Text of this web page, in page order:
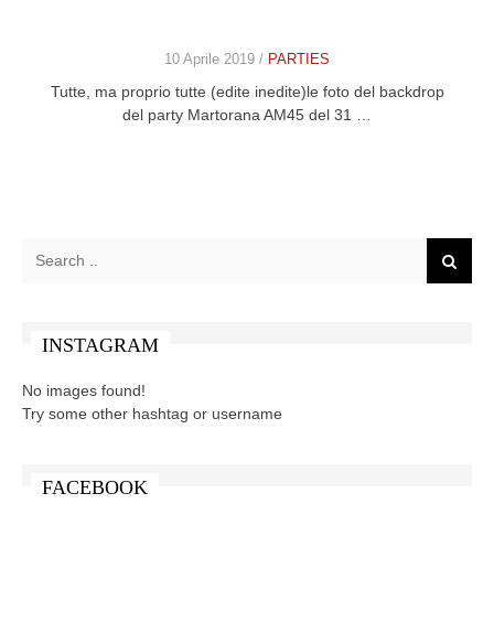
10 Aprile 2019 / PARTIES
Tutte, ma proprio tutte (edite inedite)le foto del backdrop
del party Martorana AM45 del 31 …
INSTAGRAM
No images found!
Try some other hashtag or username
FACEBOOK